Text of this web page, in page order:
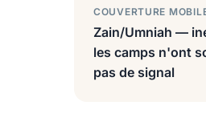
COUVERTURE
Zain/Umniah —
les camps n'ont
pas de signal